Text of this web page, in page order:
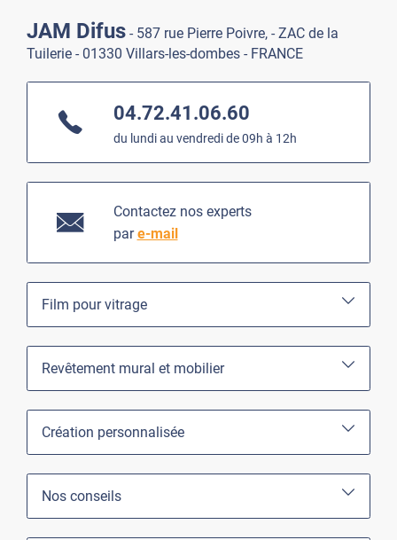
JAM Difus - 587 rue Pierre Poivre, - ZAC de la
Tuilerie - 01330 Villars-les-dombes - FRANCE
04.72.41.06.60
du lundi au vendredi de 09h à 12h
Contactez nos experts
pare-mail
Film pour vitrage
Revêtement mural et mobilier
Création personnalisée
Nos conseils